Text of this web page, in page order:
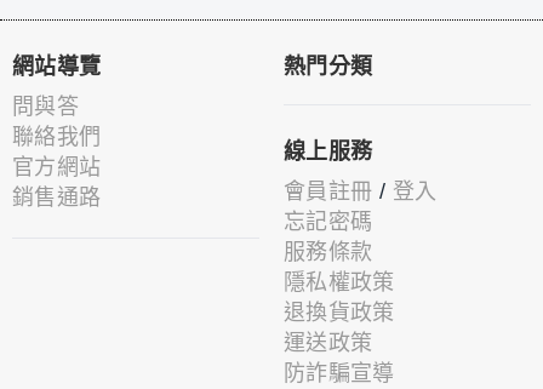
網站導覽
問與答
聯絡我們
官方網站
銷售通路
熱門分類
線上服務
會員註冊 / 登入
忘記密碼
服務條款
隱私權政策
退換貨政策
運送政策
防詐騙宣導